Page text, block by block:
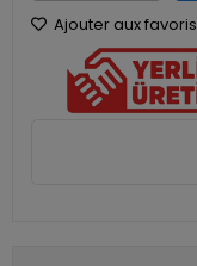
Ajouter aux favoris